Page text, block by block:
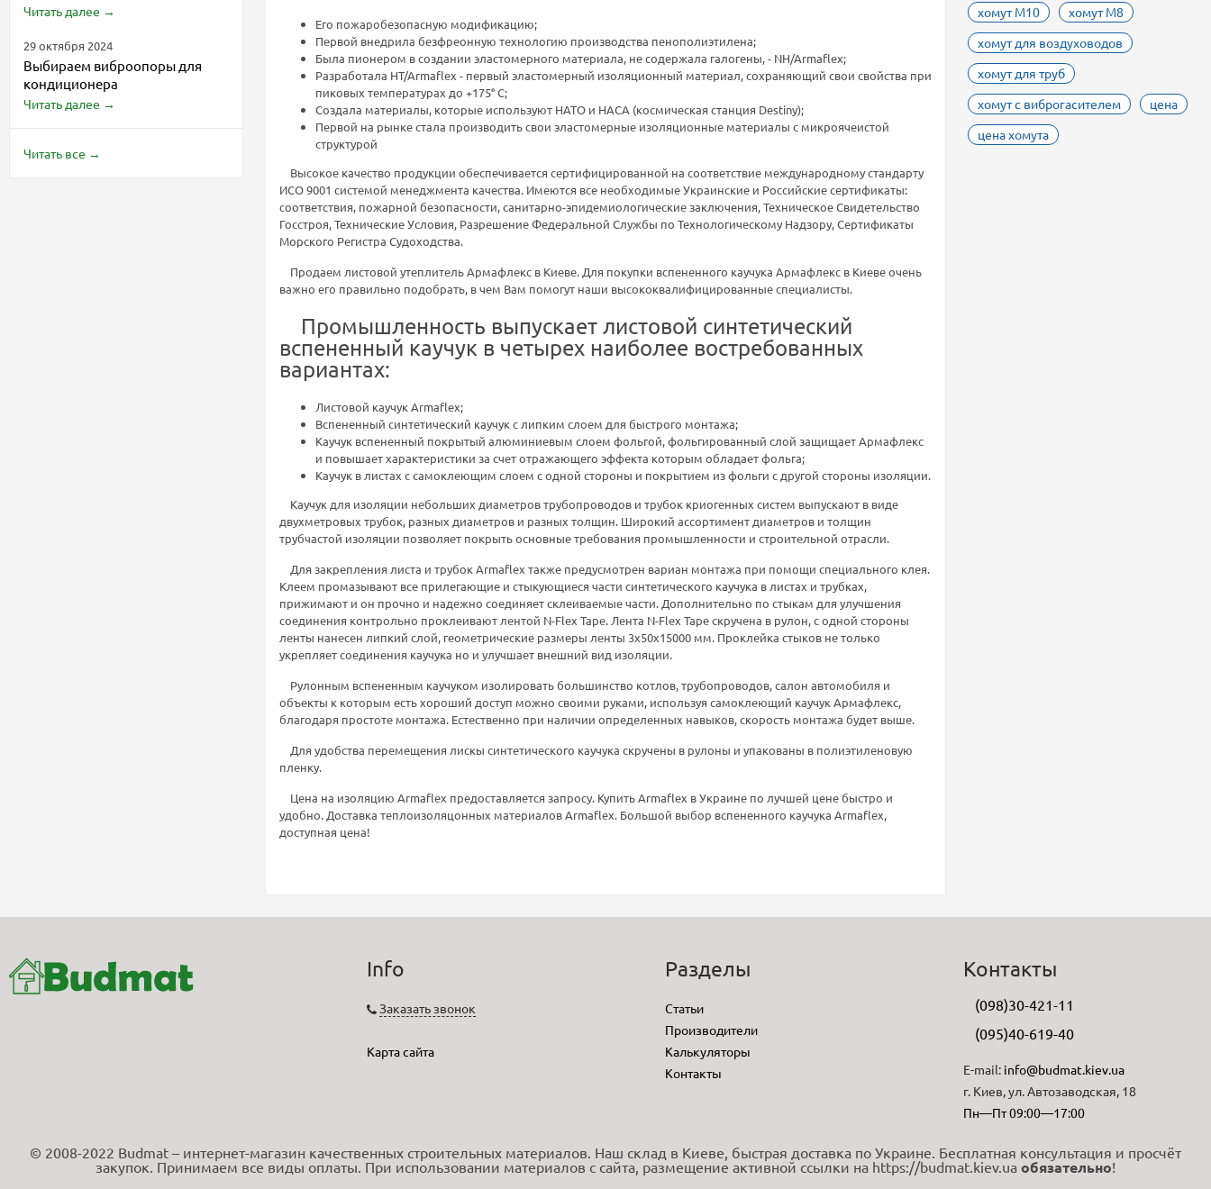
хомут М10
хомут М8
хомут для воздуховодов
хомут для труб
хомут с виброгасителем
цена
цена хомута
Читать далее →
29 октября 2024
Выбираем виброопоры для
кондиционера
Читать далее →
Читать все →
Его пожаробезопасную модификацию;
Первой внедрила безфреонную технологию производства пенополиэтилена;
Была пионером в создании эластомерного материала, не содержала галогены, - NH/Armaflex;
Разработала HT/Armaflex - первый эластомерный изоляционный материал, сохраняющий свои свойства при
пиковых температурах до +175° С;
Создала материалы, которые используют НАТО и НАСА (космическая станция Destiny);
Первой на рынке стала производить свои эластомерные изоляционные материалы с микроячеистой
структурой
Высокое качество продукции обеспечивается сертифицированной на соответствие международному стандарту
ИСО 9001 системой менеджмента качества. Имеются все необходимые Украинские и Российские сертификаты:
соответствия, пожарной безопасности, санитарно-эпидемиологические заключения, Техническое Свидетельство
Госстроя, Технические Условия, Разрешение Федеральной Службы по Технологическому Надзору, Сертификаты
Морского Регистра Судоходства.
Продаем листовой утеплитель Армафлекс в Киеве. Для покупки вспененного каучука Армафлекс в Киеве очень
важно его правильно подобрать, в чем Вам помогут наши высококвалифицированные специалисты.
Промышленность выпускает листовой синтетический
вспененный каучук в четырех наиболее востребованных
вариантах:
Листовой каучук Armaflex;
Вспененный синтетический каучук с липким слоем для быстрого монтажа;
Каучук вспененный покрытый алюминиевым слоем фольгой, фольгированный слой защищает Армафлекс
и повышает характеристики за счет отражающего эффекта которым обладает фольга;
Каучук в листах с самоклеющим слоем с одной стороны и покрытием из фольги с другой стороны изоляции.
Каучук для изоляции небольших диаметров трубопроводов и трубок криогенных систем выпускают в виде
двухметровых трубок, разных диаметров и разных толщин. Широкий ассортимент диаметров и толщин
трубчастой изоляции позволяет покрыть основные требования промышленности и строительной отрасли.
Для закрепления листа и трубок Armaflex также предусмотрен вариан монтажа при помощи специального клея.
Клеем промазывают все прилегающие и стыкующиеся части синтетического каучука в листах и трубках,
прижимают и он прочно и надежно соединяет склеиваемые части. Дополнительно по стыкам для улучшения
соединения контрольно проклеивают лентой N-Flex Tape. Лента N-Flex Tape скручена в рулон, с одной стороны
ленты нанесен липкий слой, геометрические размеры ленты 3х50х15000 мм. Проклейка стыков не только
укрепляет соединения каучука но и улучшает внешний вид изоляции.
Рулонным вспененным каучуком изолировать большинство котлов, трубопроводов, салон автомобиля и
объекты к которым есть хороший доступ можно своими руками, используя самоклеющий каучук Армафлекс,
благодаря простоте монтажа. Естественно при наличии определенных навыков, скорость монтажа будет выше.
Для удобства перемещения лискы синтетического каучука скручены в рулоны и упакованы в полиэтиленовую
пленку.
Цена на изоляцию Armaflex предоставляется запросу. Купить Armaflex в Украине по лучшей цене быстро и
удобно. Доставка теплоизоляцонных материалов Armaflex. Большой выбор вспененного каучука Armaflex,
доступная цена!
Info
Заказать звонок
Карта сайта
Разделы
Статьи
Производители
Калькуляторы
Контакты
Контакты
(098)30-421-11
(095)40-619-40
E-mail: info@budmat.kiev.ua
г. Киев, ул. Автозаводская, 18
Пн—Пт 09:00—17:00
© 2008-2022 Budmat – интернет-магазин качественных строительных материалов. Наш склад в Киеве, быстрая доставка по Украине. Бесплатная консультация и просчёт
закупок. Принимаем все виды оплаты. При использовании материалов с сайта, размещение активной ссылки на https://budmat.kiev.ua обязательно!